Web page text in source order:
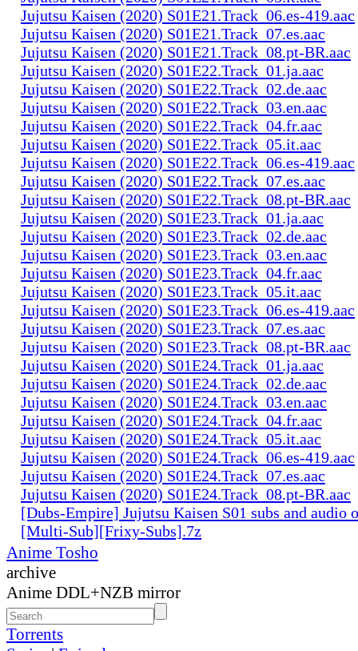
Jujutsu Kaisen (2020) S01E21.Track_06.es-419.aac
Jujutsu Kaisen (2020) S01E21.Track_07.es.aac
Jujutsu Kaisen (2020) S01E21.Track_08.pt-BR.aac
Jujutsu Kaisen (2020) S01E22.Track_01.ja.aac
Jujutsu Kaisen (2020) S01E22.Track_02.de.aac
Jujutsu Kaisen (2020) S01E22.Track_03.en.aac
Jujutsu Kaisen (2020) S01E22.Track_04.fr.aac
Jujutsu Kaisen (2020) S01E22.Track_05.it.aac
Jujutsu Kaisen (2020) S01E22.Track_06.es-419.aac
Jujutsu Kaisen (2020) S01E22.Track_07.es.aac
Jujutsu Kaisen (2020) S01E22.Track_08.pt-BR.aac
Jujutsu Kaisen (2020) S01E23.Track_01.ja.aac
Jujutsu Kaisen (2020) S01E23.Track_02.de.aac
Jujutsu Kaisen (2020) S01E23.Track_03.en.aac
Jujutsu Kaisen (2020) S01E23.Track_04.fr.aac
Jujutsu Kaisen (2020) S01E23.Track_05.it.aac
Jujutsu Kaisen (2020) S01E23.Track_06.es-419.aac
Jujutsu Kaisen (2020) S01E23.Track_07.es.aac
Jujutsu Kaisen (2020) S01E23.Track_08.pt-BR.aac
Jujutsu Kaisen (2020) S01E24.Track_01.ja.aac
Jujutsu Kaisen (2020) S01E24.Track_02.de.aac
Jujutsu Kaisen (2020) S01E24.Track_03.en.aac
Jujutsu Kaisen (2020) S01E24.Track_04.fr.aac
Jujutsu Kaisen (2020) S01E24.Track_05.it.aac
Jujutsu Kaisen (2020) S01E24.Track_06.es-419.aac
Jujutsu Kaisen (2020) S01E24.Track_07.es.aac
Jujutsu Kaisen (2020) S01E24.Track_08.pt-BR.aac
[Dubs-Empire] Jujutsu Kaisen S01 subs and
[Multi-Sub][Frixy-Subs].7z
Anime Tosho
archive
Anime DDL+NZB mirror
Torrents